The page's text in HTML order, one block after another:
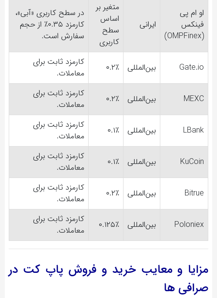
او ام پی
فینکس
(OMPFinex)
ایرانی
متغیر بر
اساس
سطح
کاربری
در سطح کاربری «آبی»،
کارمزد ۰.۳۵٪ از حجم
سفارش است.
Gate.io بین‌المللی ۰.۲٪
کارمزد ثابت برای
معاملات.
MEXC بین‌المللی ۰.۲٪
کارمزد ثابت برای
معاملات.
LBank بین‌المللی ۰.۱٪
کارمزد ثابت برای
معاملات.
KuCoin بین‌المللی ۰.۱٪
کارمزد ثابت برای
معاملات.
Bitrue بین‌المللی ۰.۲٪
کارمزد ثابت برای
معاملات.
Poloniex بین‌المللی ۰.۱۲۵٪
کارمزد ثابت برای
معاملات.
مزایا و معایب خرید و فروش پاپ کت در
صرافی ها